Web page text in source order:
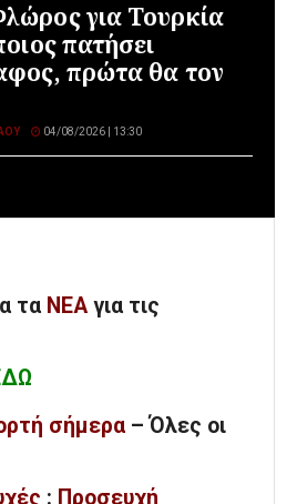
για Τουρκία
πατήσει
πρώτα θα τον
04/08/2026 | 13:30
τα ΝΕΑ για τις
σήμερα – Όλες οι
: Προσευχή